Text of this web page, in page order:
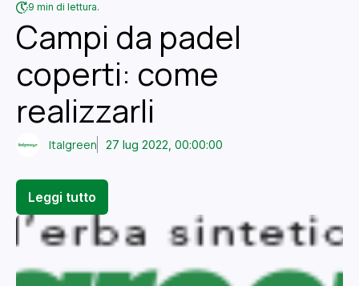
9 min di lettura.
Campi da padel
coperti: come
realizzarli
Italgreen 27 lug 2022, 00:00:00
Leggi tutto